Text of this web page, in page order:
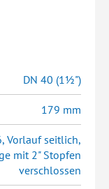
DN 40 (1½")
179 mm
Vorlauf seitlich,
mit 2" Stopfen
verschlossen